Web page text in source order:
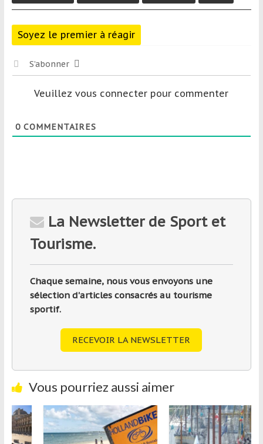
Soyez le premier à réagir
S’abonner
Veuillez vous connecter pour commenter
0COMMENTAIRES
La Newsletter de Sport et
Tourisme.
Chaque semaine, nous vous envoyons une
sélection d'articles consacrés au tourisme
sportif.
RECEVOIR LA NEWSLETTER
Vous pourriez aussi aimer